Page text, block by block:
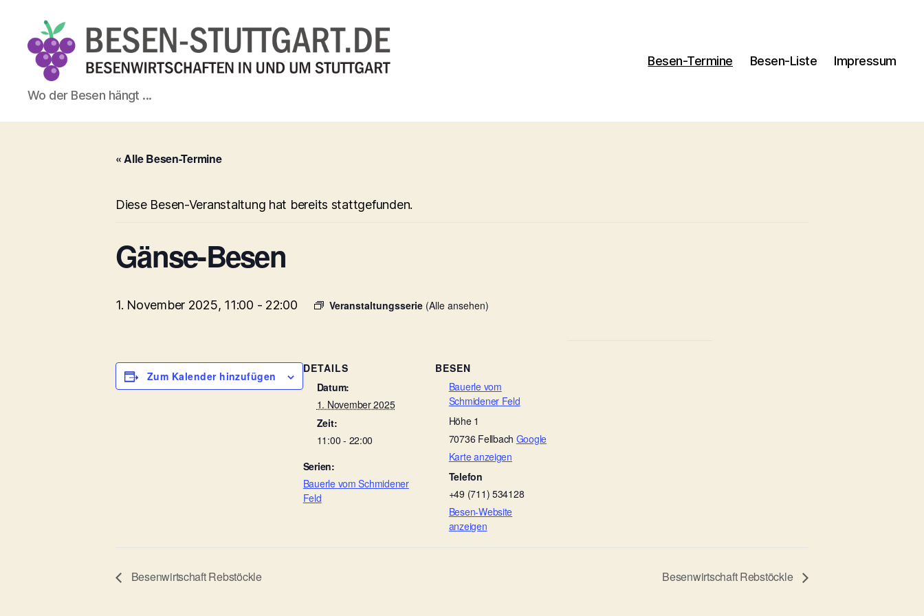
Besen-
Stuttgart.de
Wo der Besen hängt ...
Besen-Termine Besen-Liste Impressum
« Alle Besen-Termine
Diese Besen-Veranstaltung hat bereits stattgefunden.
Gänse-Besen
1. November 2025, 11:00 - 22:00 Veranstaltungsserie (Alle ansehen)
Zum Kalender hinzufügen
DETAILS
Datum:
1. November 2025
Zeit:
11:00 - 22:00
Serien:
Bauerle vom Schmidener
Feld
BESEN
Bauerle vom
Schmidener Feld
Höhe 1
70736 Fellbach Google
Karte anzeigen
Telefon
+49 (711) 534128
Besen-Website
anzeigen
Besenwirtschaft Rebstöckle Besenwirtschaft Rebstöckle